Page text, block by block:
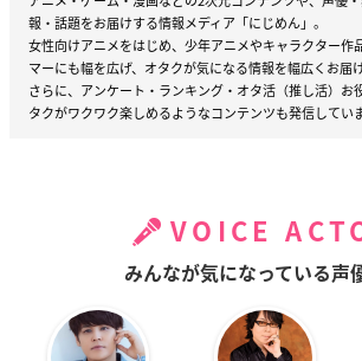
報・話題をお届けする情報メディア「にじめん」。
女性向けアニメをはじめ、少年アニメやキャラクター作
マーにも幅を広げ、オタクが気になる情報を幅広くお届
さらに、アンケート・ランキング・オタ活（推し活）お
タクがワクワク楽しめるようなコンテンツも発信していま
VOICE
みんなが気になっている声